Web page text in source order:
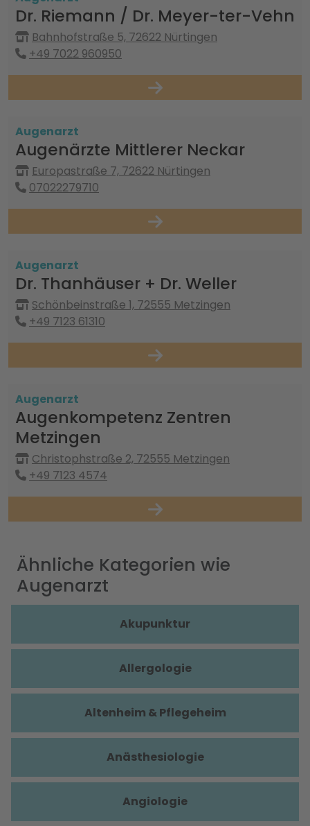
Dr. Riemann / Dr. Meyer-ter-Vehn
Bahnhofstraße 5, 72622 Nürtingen
+49 7022 960950
Augenarzt
Augenärzte Mittlerer Neckar
Europastraße 7, 72622 Nürtingen
07022279710
Augenarzt
Dr. Thanhäuser + Dr. Weller
Schönbeinstraße 1, 72555 Metzingen
+49 7123 61310
Augenarzt
Augenkompetenz Zentren
Metzingen
Christophstraße 2, 72555 Metzingen
+49 7123 4574
Ähnliche Kategorien wie
Augenarzt
Akupunktur
Allergologie
Altenheim & Pflegeheim
Anästhesiologie
Angiologie